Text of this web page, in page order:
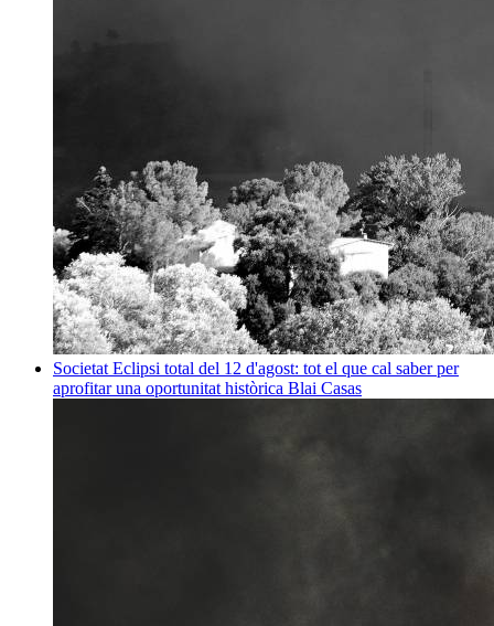
Societat Eclipsi total del 12 d'agost: tot el que cal saber per
aprofitar una oportunitat històrica Blai Casas